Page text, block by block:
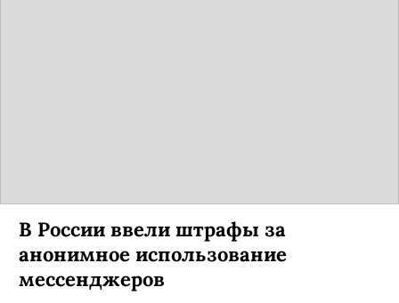
В России ввели штрафы за
анонимное использование
мессенджеров